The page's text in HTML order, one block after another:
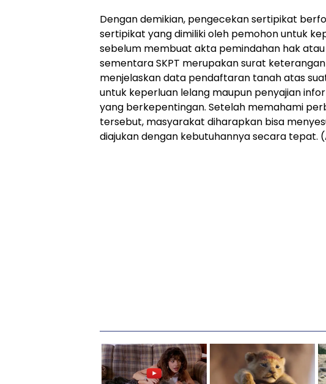
Dengan demikian, pengecekan sertipikat
sertipikat yang dimiliki oleh pemohon untuk
sebelum membuat akta pemindahan hak
sementara SKPT merupakan surat
menjelaskan data pendaftaran tanah atas
untuk keperluan lelang maupun penyajian
yang berkepentingan. Setelah memahami
tersebut, masyarakat diharapkan bisa
diajukan dengan kebutuhannya secara tepat.